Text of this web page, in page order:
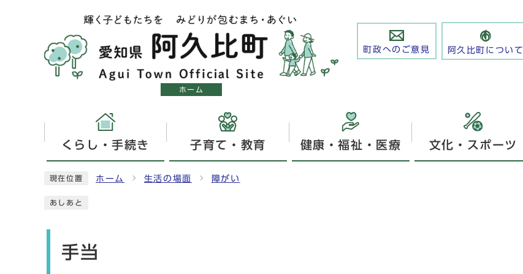
ホーム
町政へのご意見 阿久比町について
くらし・手続き 子育て・教育 健康・福祉・医療 文化・スポーツ
現在位置 ホーム 生活の場面 障がい
あしあと
手当